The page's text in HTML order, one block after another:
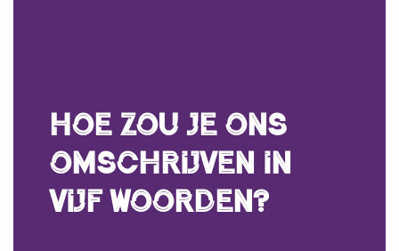
Hoe zou je ons
omschrijven in
vijf woorden?